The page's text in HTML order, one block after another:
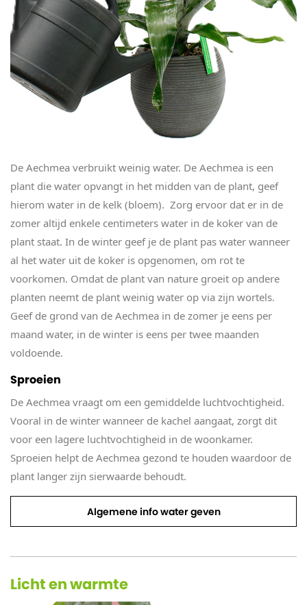
De Aechmea verbruikt weinig water. De Aechmea is een
plant die water opvangt in het midden van de plant, geef
hierom water in de kelk (bloem). Zorg ervoor dat er in de
zomer altijd enkele centimeters water in de koker van de
plant staat. In de winter geef je de plant pas water wanneer
al het water uit de koker is opgenomen, om rot te
voorkomen. Omdat de plant van nature groeit op andere
planten neemt de plant weinig water op via zijn wortels.
Geef de grond van de Aechmea in de zomer je eens per
maand water, in de winter is eens per twee maanden
voldoende.
Sproeien
De Aechmea vraagt om een gemiddelde luchtvochtigheid.
Vooral in de winter wanneer de kachel aangaat, zorgt dit
voor een lagere luchtvochtigheid in de woonkamer.
Sproeien helpt de Aechmea gezond te houden waardoor de
plant langer zijn sierwaarde behoudt.
Algemene info water geven
Licht en warmte